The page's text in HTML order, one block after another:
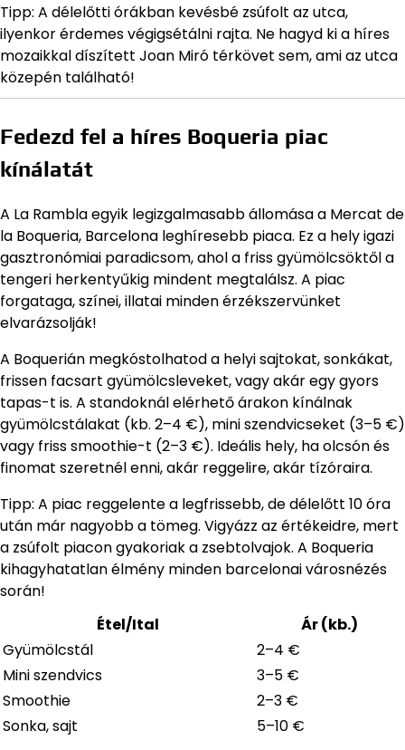
Tipp: A délelőtti órákban kevésbé zsúfolt az utca,
ilyenkor érdemes végigsétálni rajta. Ne hagyd ki a híres
mozaikkal díszített Joan Miró térkövet sem, ami az utca
közepén található!
Fedezd fel a híres Boqueria piac
kínálatát
A La Rambla egyik legizgalmasabb állomása a Mercat de
la Boqueria, Barcelona leghíresebb piaca. Ez a hely igazi
gasztronómiai paradicsom, ahol a friss gyümölcsöktől a
tengeri herkentyűkig mindent megtalálsz. A piac
forgataga, színei, illatai minden érzékszervünket
elvarázsolják!
A Boquerián megkóstolhatod a helyi sajtokat, sonkákat,
frissen facsart gyümölcsleveket, vagy akár egy gyors
tapas-t is. A standoknál elérhető árakon kínálnak
gyümölcstálakat (kb. 2–4 €), mini szendvicseket (3–5 €)
vagy friss smoothie-t (2–3 €). Ideális hely, ha olcsón és
finomat szeretnél enni, akár reggelire, akár tízóraira.
Tipp: A piac reggelente a legfrissebb, de délelőtt 10 óra
után már nagyobb a tömeg. Vigyázz az értékeidre, mert
a zsúfolt piacon gyakoriak a zsebtolvajok. A Boqueria
kihagyhatatlan élmény minden barcelonai városnézés
során!
Étel/Ital
Ár (kb.)
Gyümölcstál
2–4 €
Mini szendvics
3–5 €
Smoothie
2–3 €
Sonka, sajt
5–10 €